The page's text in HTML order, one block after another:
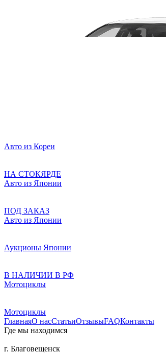
Авто из Кореи
НА СТОКЯРДЕ
Авто из Японии
ПОД ЗАКАЗ
Авто из Японии
Аукционы Японии
В НАЛИЧИИ В РФ
Мотоциклы
Мотоциклы
ГлавнаяО насСтатьиОтзывыFAQКонтакты
Где мы находимся
г. Благовещенск